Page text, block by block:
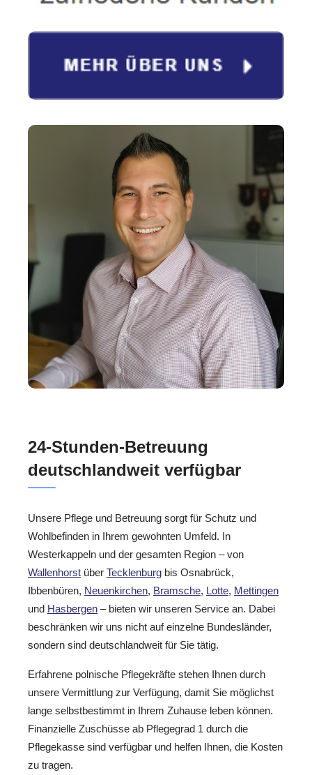
24-Stunden-Betreuung
deutschlandweit verfügbar
Unsere Pflege und Betreuung sorgt für Schutz und
Wohlbefinden in Ihrem gewohnten Umfeld. In
Westerkappeln und der gesamten Region – von
Wallenhorst über Tecklenburg bis Osnabrück,
Ibbenbüren, Neuenkirchen, Bramsche, Lotte, Mettingen
und Hasbergen – bieten wir unseren Service an. Dabei
beschränken wir uns nicht auf einzelne Bundesländer,
sondern sind deutschlandweit für Sie tätig.
Erfahrene polnische Pflegekräfte stehen Ihnen durch
unsere Vermittlung zur Verfügung, damit Sie möglichst
lange selbstbestimmt in Ihrem Zuhause leben können.
Finanzielle Zuschüsse ab Pflegegrad 1 durch die
Pflegekasse sind verfügbar und helfen Ihnen, die Kosten
zu tragen.